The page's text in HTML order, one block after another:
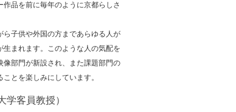
品を前に毎年のように京都らしさ
子供や外国の方まであらゆる人が
まれます。このような人の気配を
部門が新設され、また課題部門の
とを楽しみにしています。
客員教授）